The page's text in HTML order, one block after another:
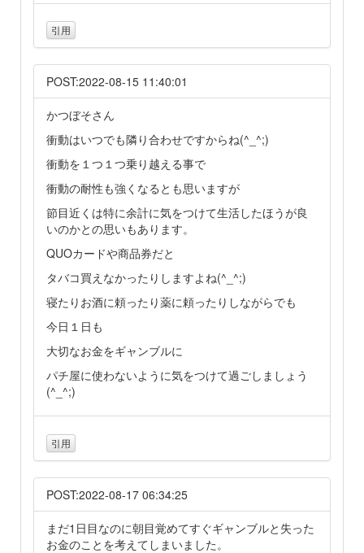
引用
POST:2022-08-15 11:40:01
かつぼそさん
衝動はいつでも隣り合わせですからね(^_^;)
衝動を１つ１つ乗り越える事で
衝動の耐性も強くなるとも思いますが
節目近くは特に余計に気をつけて生活したほうが良
いのかとの思いもあります。
QUOカードや商品券だと
タバコ買えなかったりしますよね(^_^;)
寝たりお酒に頼ったり薬に頼ったりしながらでも
今日１日も
大切なお金をギャンブルに
パチ屋に使わないように気をつけて過ごしましょう
(^_^;)
引用
POST:2022-08-17 06:34:25
まだ1日目なのに朝目覚めてすぐギャンブルと失った
お金のことを考えてしまいました。